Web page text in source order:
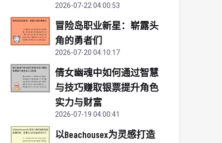
2026-07-22 04:00:53
冒险岛职业新星：崭露头
角的勇者们
2026-07-20 04:10:17
倩女幽魂中如何通过智慧
与技巧赚取银票提升角色
实力与财富
2026-07-19 04:00:41
以Beachousex为灵感打造